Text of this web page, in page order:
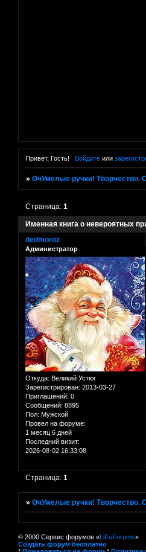
Привет, Гость! Войдитеили
»ОчУмелые ручки! Творчество.
Именная книга о невероятных
Страница:1
dedmoroz
Администратор
Откуда: Великий Устюг
Зарегистрирован: 2013-03-27
Приглашений: 0
Сообщений: 8895
Пол: Мужской
Провел на форуме:
1 месяц 6 дней
Последний визит:
2026-08-02 16:33:08
Страница:1
»ОчУмелые ручки! Творчество.
© 2000 Сервис форумов «LiFeForums»
Создать форум бесплатно